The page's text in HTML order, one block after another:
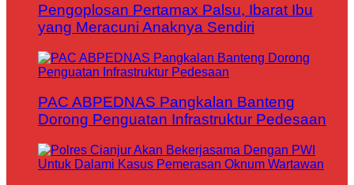
Pengoplosan Pertamax Palsu, Ibarat Ibu
yang Meracuni Anaknya Sendiri
PAC ABPEDNAS Pangkalan Banteng
Dorong Penguatan Infrastruktur Pedesaan